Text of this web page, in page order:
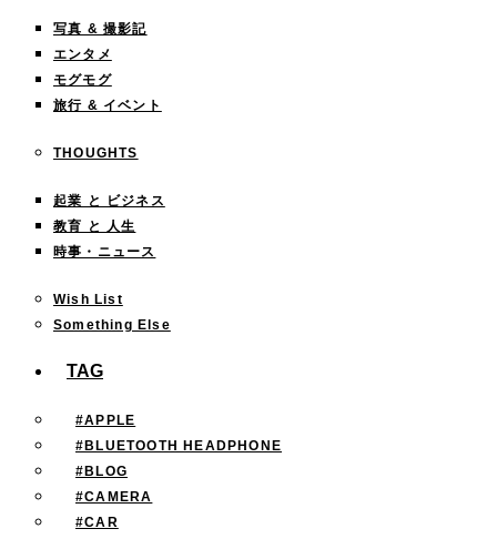
写真 & 撮影記
エンタメ
モグモグ
旅行 & イベント
THOUGHTS
起業 と ビジネス
教育 と 人生
時事・ニュース
Wish List
Something Else
TAG
#APPLE
#BLUETOOTH HEADPHONE
#BLOG
#CAMERA
#CAR